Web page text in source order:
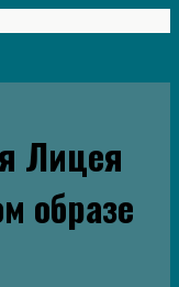
Лицея
образе